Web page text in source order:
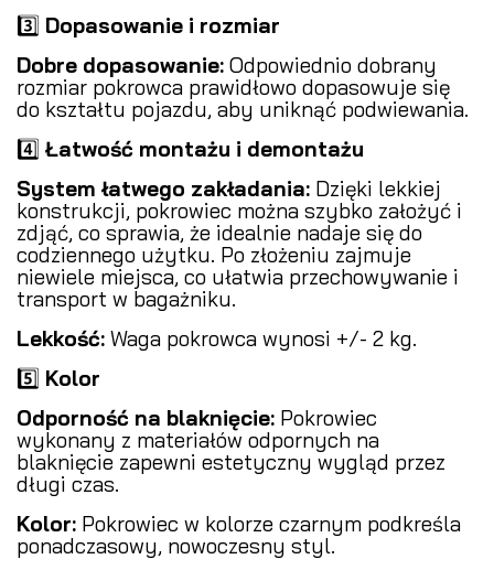
3️⃣ Dopasowanie i rozmiar
Dobre dopasowanie: Odpowiednio dobrany
rozmiar pokrowca prawidłowo dopasowuje się
do kształtu pojazdu, aby uniknąć podwiewania.
4️⃣ Łatwość montażu i demontażu
System łatwego zakładania: Dzięki lekkiej
konstrukcji, pokrowiec można szybko założyć i
zdjąć, co sprawia, że idealnie nadaje się do
codziennego użytku. Po złożeniu zajmuje
niewiele miejsca, co ułatwia przechowywanie i
transport w bagażniku.
Lekkość: Waga pokrowca wynosi +/- 2 kg.
5️⃣ Kolor
Odporność na blaknięcie: Pokrowiec
wykonany z materiałów odpornych na
blaknięcie zapewni estetyczny wygląd przez
długi czas.
Kolor: Pokrowiec w kolorze czarnym podkreśla
ponadczasowy, nowoczesny styl.